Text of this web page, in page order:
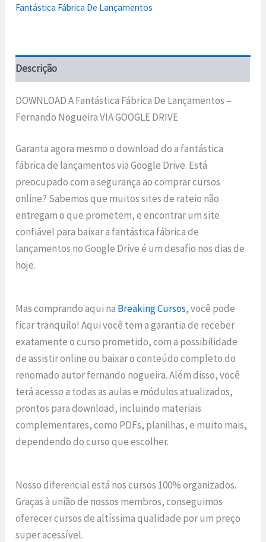
Fantástica Fábrica De Lançamentos
Descrição
DOWNLOAD A Fantástica Fábrica De Lançamentos –
Fernando Nogueira VIA GOOGLE DRIVE
Garanta agora mesmo o download do a fantástica
fábrica de lançamentos via Google Drive. Está
preocupado com a segurança ao comprar cursos
online? Sabemos que muitos sites de rateio não
entregam o que prometem, e encontrar um site
confiável para baixar a fantástica fábrica de
lançamentos no Google Drive é um desafio nos dias de
hoje.
Mas comprando aqui na Breaking Cursos, você pode
ficar tranquilo! Aqui você tem a garantia de receber
exatamente o curso prometido, com a possibilidade
de assistir online ou baixar o conteúdo completo do
renomado autor fernando nogueira. Além disso, você
terá acesso a todas as aulas e módulos atualizados,
prontos para download, incluindo materiais
complementares, como PDFs, planilhas, e muito mais,
dependendo do curso que escolher.
Nosso diferencial está nos cursos 100% organizados.
Graças à união de nossos membros, conseguimos
oferecer cursos de altíssima qualidade por um preço
super acessível.